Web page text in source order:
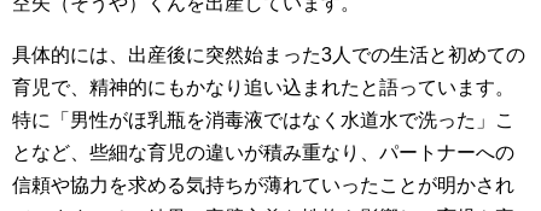
具体的には、出産後に突然始まった3人での生活と初めての
育児で、精神的にもかなり追い込まれたと語っています。
特に「男性がほ乳瓶を消毒液ではなく水道水で洗った」こ
となど、些細な育児の違いが積み重なり、パートナーへの
信頼や協力を求める気持ちが薄れていったことが明かされ